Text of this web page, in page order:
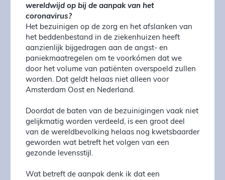
wereldwijd op bij de aanpak van het
coronavirus?
Het bezuinigen op de zorg en het afslanken van
het beddenbestand in de ziekenhuizen heeft
aanzienlijk bijgedragen aan de angst- en
paniekmaatregelen om te voorkómen dat we
door het volume van patiënten overspoeld zullen
worden. Dat geldt helaas niet alleen voor
Amsterdam Oost en Nederland.
Doordat de baten van de bezuinigingen vaak niet
gelijkmatig worden verdeeld, is een groot deel
van de wereldbevolking helaas nog kwetsbaarder
geworden wat betreft het volgen van een
gezonde levensstijl.
Wat betreft de aanpak denk ik dat een